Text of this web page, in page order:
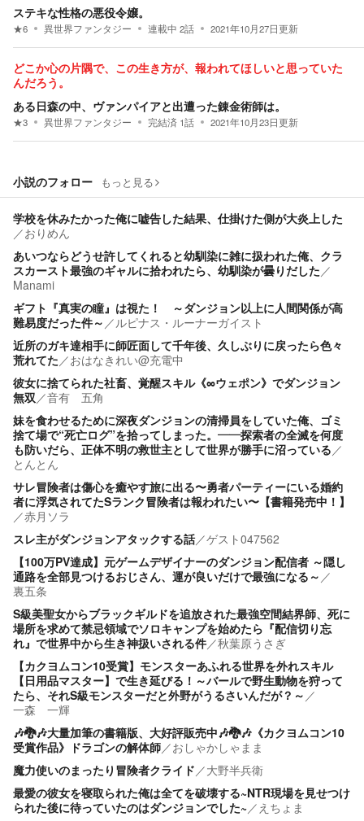
ステキな性格の悪役令嬢。
★6 異世界ファンタジー 連載中 2話 2021年10月27日更新
どこか心の片隅で、この生き方が、報われてほしいと思っていた
んだろう。
ある日森の中、ヴァンパイアと出遭った錬金術師は。
★3 異世界ファンタジー 完結済 1話 2021年10月23日更新
小説のフォロー もっと見る
学校を休みたかった俺に嘘告した結果、仕掛けた側が大炎上した
／おりめん
あいつならどうせ許してくれると幼馴染に雑に扱われた俺、クラ
スカースト最強のギャルに拾われたら、幼馴染が曇りだした／
Manami
ギフト『真実の瞳』は視た！ ～ダンジョン以上に人間関係が高
難易度だった件～ ／ルピナス・ルーナーガイスト
近所のガキ達相手に師匠面して千年後、久しぶりに戻ったら色々
荒れてた／おはなきれい@充電中
彼女に捨てられた社畜、覚醒スキル《∞ウェポン》でダンジョン
無双／音有 五角
妹を食わせるために深夜ダンジョンの清掃員をしていた俺、ゴミ
捨て場で“死亡ログ”を拾ってしまった。——探索者の全滅を何度
も防いだら、正体不明の救世主として世界が勝手に沼っている／
とんとん
サレ冒険者は傷心を癒やす旅に出る〜勇者パーティーにいる婚約
者に浮気されてたSランク冒険者は報われたい〜【書籍発売中！】
／赤月ソラ
スレ主がダンジョンアタックする話／ゲスト047562
【100万PV達成】元ゲームデザイナーのダンジョン配信者 ～隠し
通路を全部見つけるおじさん、運が良いだけで最強になる～ ／
裏五条
S級美聖女からブラックギルドを追放された最強空間結界師、死に
場所を求めて禁忌領域でソロキャンプを始めたら『配信切り忘
れ』で世界中から生き神扱いされる件／秋葉原うさぎ
【カクヨムコン10受賞】モンスターあふれる世界を外れスキル
【日用品マスター】で生き延びる！～バールで野生動物を狩って
たら、それS級モンスターだと外野がうるさいんだが？～ ／
一森 一輝
🎶🐉🎶大量加筆の書籍版、大好評販売中🎶🐉🎶《カクヨムコン10
受賞作品》ドラゴンの解体師／おしゃかしゃまま
魔力使いのまったり冒険者クライド／大野半兵衛
最愛の彼女を寝取られた俺は全てを破壊する~NTR現場を見せつけ
られた後に待っていたのはダンジョンでした~／ えちょま